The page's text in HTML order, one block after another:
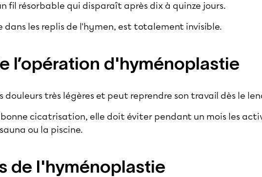
fil résorbable qui disparaît après dix à quinze jours.
dans les replis de l'hymen, est totalement invisible.
l’opération d'hyménoplastie
douleurs très légères et peut reprendre son travail dès le
cicatrisation, elle doit éviter pendant un mois les
ou la piscine.
de l'hyménoplastie